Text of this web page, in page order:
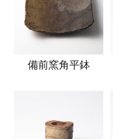
備前窯角平鉢